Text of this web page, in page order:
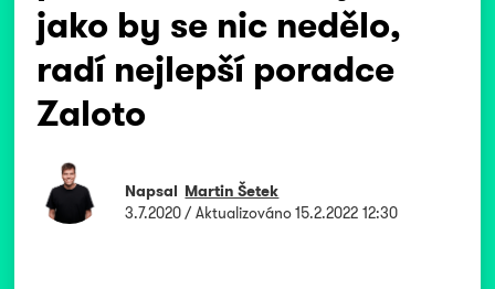
jako by se nic nedělo,
radí nejlepší poradce
Zaloto
Napsal Martin Šetek
3.7.2020/ Aktualizováno15.2.2022 12:30